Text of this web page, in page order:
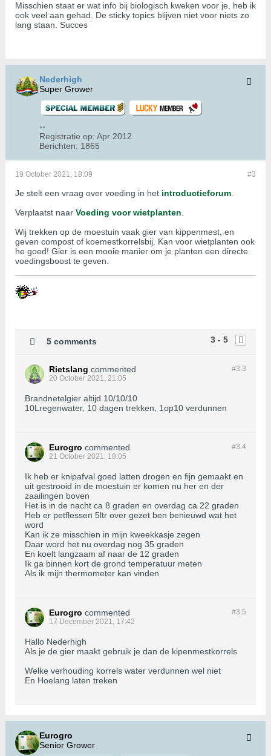
Misschien staat er wat info bij biologisch kweken voor je, heb ik
ook veel aan gehad. De sticky topics blijven niet voor niets zo
lang staan. Succes
Nederhigh
Super Grower
Registratie op: Apr 2012
Berichten: 1865
#3
19 October 2021, 18:09
Je stelt een vraag over voeding in het introductieforum
Verplaatst naar Voeding voor wietplanten
Wij trekken op de moestuin vaak gier van kippenmest, en
geven compost of koemestkorrelsbij. Kan voor wietplanten ook
he goed! Gier is een mooie manier om je planten een directe
voedingsboost te geven.
3 - 5
5 comments
#3.3
Rietslang commented
20 October 2021, 21:05
Brandnetelgier altijd 10/10/10
10Lregenwater, 10 dagen trekken, 1op10 verdunnen
#3.4
Eurogro commented
21 October 2021, 18:05
Ik heb er knipafval goed latten drogen en fijn gemaakt en
uit gestrooid in de moestuin er komen nu her en der
zaailingen boven
Het is in de nacht ca 8 graden en overdag ca 22 graden
Heb er petflessen 5ltr over gezet ben benieuwd wat het
word
Kan ik ze misschien in mijn kweekkasje zegen
Daar word het nu overdag nog 35 graden
En koelt langzaam af naar de 12 graden
Ik ga binnen kort de grond temperatuur meten
Als ik mijn thermometer kan vinden
#3.5
Eurogro commented
17 December 2021, 17:42
Hallo Nederhigh
Als je de gier maakt gebruik je dan de kipenmestkorrels
Welke verhouding korrels water verdunnen wel niet
En Hoelang laten treken
Eurogro
Senior Grower